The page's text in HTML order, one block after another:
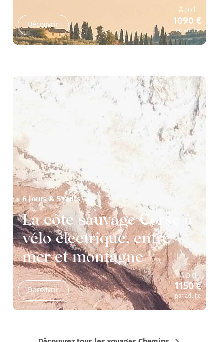
Découvrir
A.p.d
1090 €
par adulte
6 jours & 5 nuits
La côte sauvage Corse à
vélo électrique, entre
mer et montagne
Découvrir
A.p.d
1150 €
par adulte